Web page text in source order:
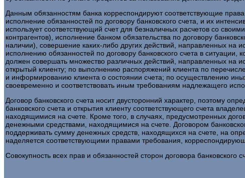
Данным обязанностям банка корреспондируют соответствующие
исполнение обязанностей по договору банковского счета, и их
использует соответствующий счет для безналичных расчетов со
контрагентов), исполнение банком обязательства по договору
наличии), совершение каких-либо других действий, направленных на
исполнению обязанностей по договору банковского счета в
должен совершать множество различных действий, направленных на
открытый клиенту; по выполнению распоряжений клиента по
и информированию клиента о состоянии счета; по осуществлению
своевременно и соответствовать иным требованиям надлежащего
Договор банковского счета носит двусторонний характер, поэтому
банковского счета и открытия клиенту соответствующего счета
находящимися на счете. Кроме того, в случаях, предусмотренных
денежными средствами, находящимися на счете. Договором
поддерживать сумму денежных средств, находящихся на счете, на
наделяется соответствующими правами требования,
Совокупность всех прав и обязанностей сторон договора